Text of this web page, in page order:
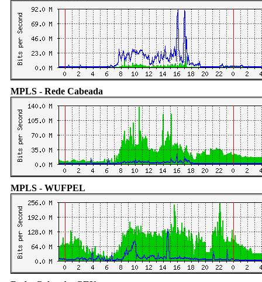
MPLS - Rede Cabeada
MPLS - WUFPEL